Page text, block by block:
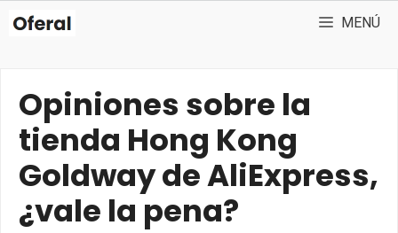
Saltar
MENÚ
Opiniones sobre la
tienda Hong Kong
Goldway de AliExpress,
¿vale la pena?